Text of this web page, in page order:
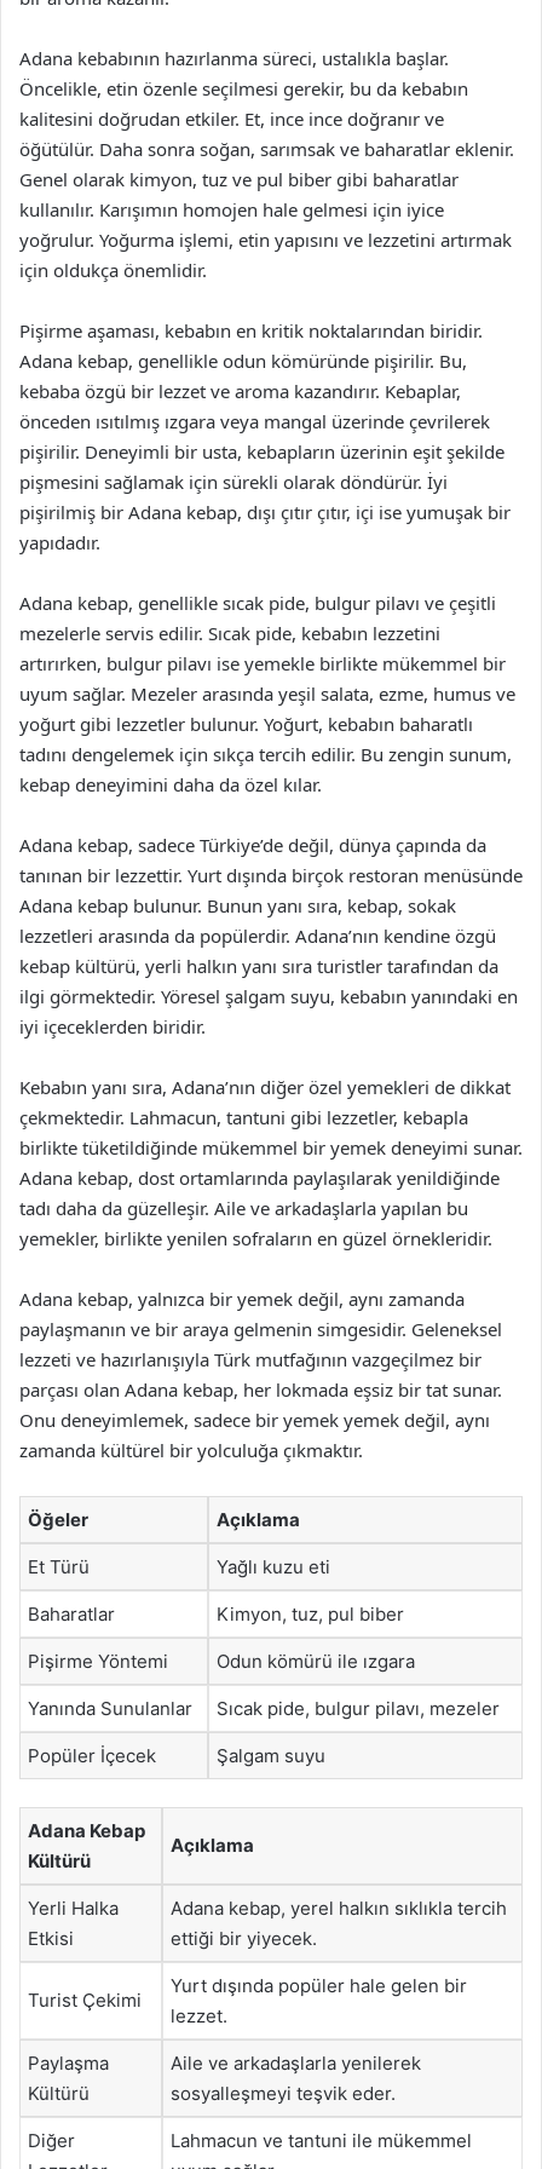
Adana kebabının hazırlanma süreci, ustalıkla başlar.
Öncelikle, etin özenle seçilmesi gerekir, bu da kebabın
kalitesini doğrudan etkiler. Et, ince ince doğranır ve
öğütülür. Daha sonra soğan, sarımsak ve baharatlar eklenir.
Genel olarak kimyon, tuz ve pul biber gibi baharatlar
kullanılır. Karışımın homojen hale gelmesi için iyice
yoğrulur. Yoğurma işlemi, etin yapısını ve lezzetini artırmak
için oldukça önemlidir.
Pişirme aşaması, kebabın en kritik noktalarından biridir.
Adana kebap, genellikle odun kömüründe pişirilir. Bu,
kebaba özgü bir lezzet ve aroma kazandırır. Kebaplar,
önceden ısıtılmış ızgara veya mangal üzerinde çevrilerek
pişirilir. Deneyimli bir usta, kebapların üzerinin eşit şekilde
pişmesini sağlamak için sürekli olarak döndürür. İyi
pişirilmiş bir Adana kebap, dışı çıtır çıtır, içi ise yumuşak bir
yapıdadır.
Adana kebap, genellikle sıcak pide, bulgur pilavı ve çeşitli
mezelerle servis edilir. Sıcak pide, kebabın lezzetini
artırırken, bulgur pilavı ise yemekle birlikte mükemmel bir
uyum sağlar. Mezeler arasında yeşil salata, ezme, humus ve
yoğurt gibi lezzetler bulunur. Yoğurt, kebabın baharatlı
tadını dengelemek için sıkça tercih edilir. Bu zengin sunum,
kebap deneyimini daha da özel kılar.
Adana kebap, sadece Türkiye’de değil, dünya çapında da
tanınan bir lezzettir. Yurt dışında birçok restoran menüsünde
Adana kebap bulunur. Bunun yanı sıra, kebap, sokak
lezzetleri arasında da popülerdir. Adana’nın kendine özgü
kebap kültürü, yerli halkın yanı sıra turistler tarafından da
ilgi görmektedir. Yöresel şalgam suyu, kebabın yanındaki en
iyi içeceklerden biridir.
Kebabın yanı sıra, Adana’nın diğer özel yemekleri de dikkat
çekmektedir. Lahmacun, tantuni gibi lezzetler, kebapla
birlikte tüketildiğinde mükemmel bir yemek deneyimi sunar.
Adana kebap, dost ortamlarında paylaşılarak yenildiğinde
tadı daha da güzelleşir. Aile ve arkadaşlarla yapılan bu
yemekler, birlikte yenilen sofraların en güzel örnekleridir.
Adana kebap, yalnızca bir yemek değil, aynı zamanda
paylaşmanın ve bir araya gelmenin simgesidir. Geleneksel
lezzeti ve hazırlanışıyla Türk mutfağının vazgeçilmez bir
parçası olan Adana kebap, her lokmada eşsiz bir tat sunar.
Onu deneyimlemek, sadece bir yemek yemek değil, aynı
zamanda kültürel bir yolculuğa çıkmaktır.
Öğeler Açıklama
Et Türü Yağlı kuzu eti
Baharatlar Kimyon, tuz, pul biber
Pişirme Yöntemi Odun kömürü ile ızgara
Yanında Sunulanlar Sıcak pide, bulgur pilavı, mezeler
Popüler İçecek Şalgam suyu
Adana Kebap
Kültürü
Açıklama
Yerli Halka
Etkisi
Adana kebap, yerel halkın sıklıkla tercih
ettiği bir yiyecek.
Turist Çekimi
Yurt dışında popüler hale gelen bir
lezzet.
Paylaşma
Kültürü
Aile ve arkadaşlarla yenilerek
sosyalleşmeyi teşvik eder.
Diğer
Lahmacun ve tantuni ile mükemmel